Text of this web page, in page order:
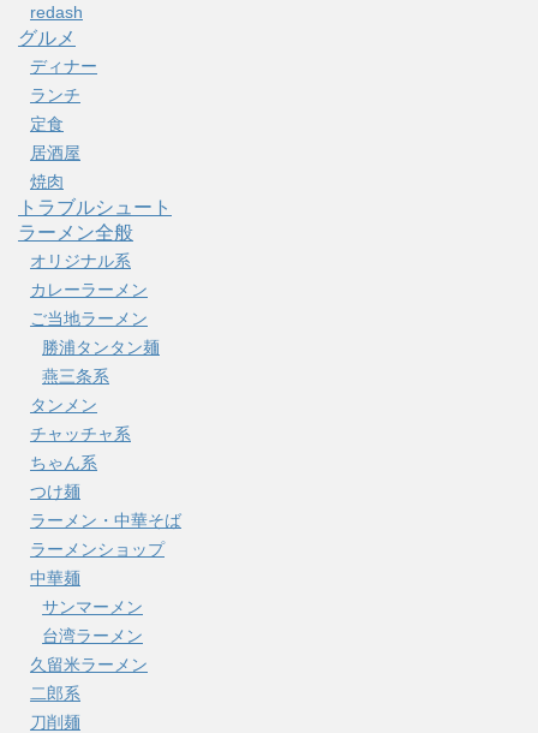
redash
グルメ
ディナー
ランチ
定食
居酒屋
焼肉
トラブルシュート
ラーメン全般
オリジナル系
カレーラーメン
ご当地ラーメン
勝浦タンタン麺
燕三条系
タンメン
チャッチャ系
ちゃん系
つけ麺
ラーメン・中華そば
ラーメンショップ
中華麺
サンマーメン
台湾ラーメン
久留米ラーメン
二郎系
刀削麺